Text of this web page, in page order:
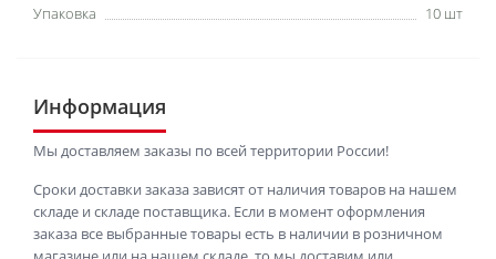
Упаковка
10 шт
Информация
Мы доставляем заказы по всей территории России!
Сроки доставки заказа зависят от наличия товаров на нашем
складе и складе поставщика. Если в момент оформления
заказа все выбранные товары есть в наличии в розничном